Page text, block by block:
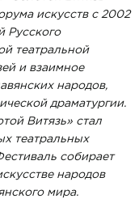
искусств с 2002
Русского
театральной
и взаимное
народов,
драматургии.
Витязь» стал
театральных
собирает
народов
мира.